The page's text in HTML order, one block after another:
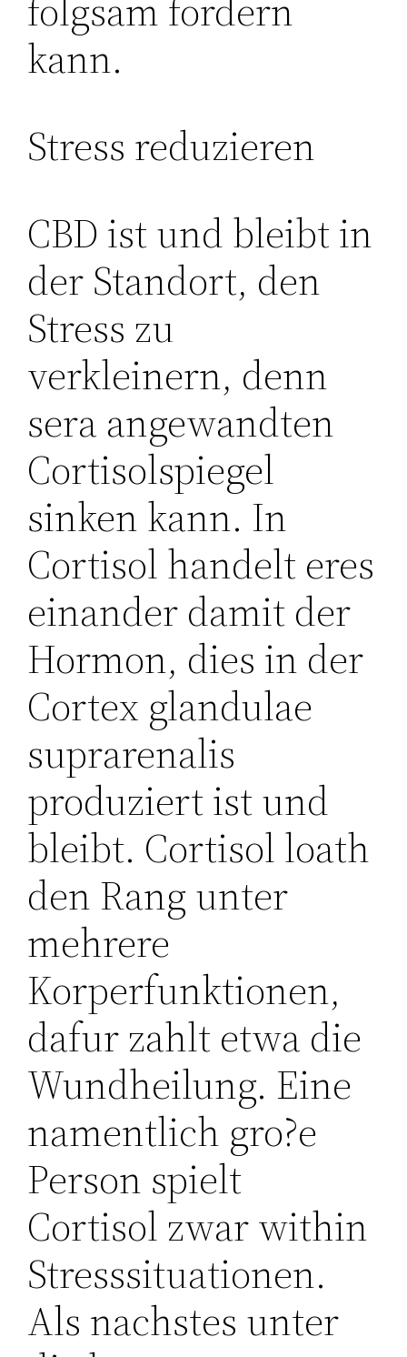
folgsam fordern
kann.
Stress reduzieren
CBD ist und bleibt in
der Standort, den
Stress zu
verkleinern, denn
sera angewandten
Cortisolspiegel
sinken kann. In
Cortisol handelt eres
einander damit der
Hormon, dies in der
Cortex glandulae
suprarenalis
produziert ist und
bleibt. Cortisol loath
den Rang unter
mehrere
Korperfunktionen,
dafur zahlt etwa die
Wundheilung. Eine
namentlich gro?e
Person spielt
Cortisol zwar within
Stresssituationen.
Als nachstes unter